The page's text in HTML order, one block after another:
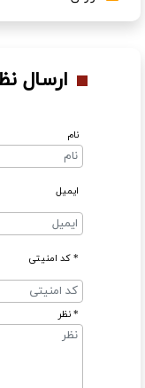
ارسال
نام
ایمیل
* کد امنیتی
* نظر